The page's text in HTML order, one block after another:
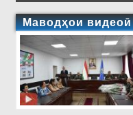
Маводҳои видеоӣ